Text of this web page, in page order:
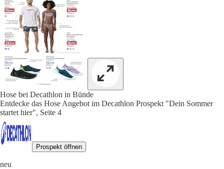
Hose bei Decathlon in Bünde
Entdecke das Hose Angebot im Decathlon Prospekt "Dein Sommer
startet hier", Seite 4
Prospekt öffnen
neu